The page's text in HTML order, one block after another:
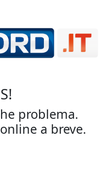
problema.
a breve.